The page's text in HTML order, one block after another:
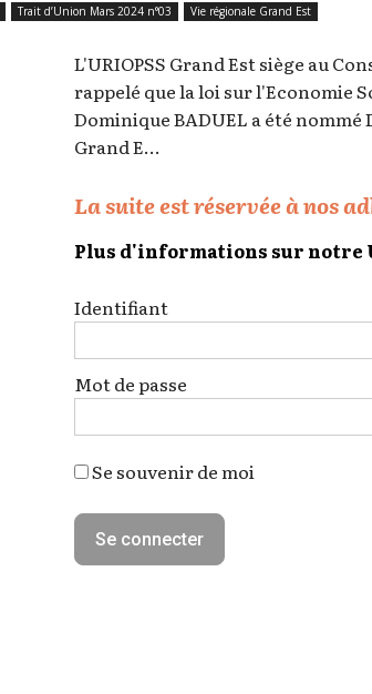
Trait d’Union Mars 2024 n°03 Vie régionale Grand Est
L'URIOPSS Grand Est siège au
rappelé que la loi sur l'Economie
Dominique BADUEL a été nommé
Grand E...
La suite est réservée à nos
Plus d'informations sur notre
Identifiant
Mot de passe
Se souvenir de moi